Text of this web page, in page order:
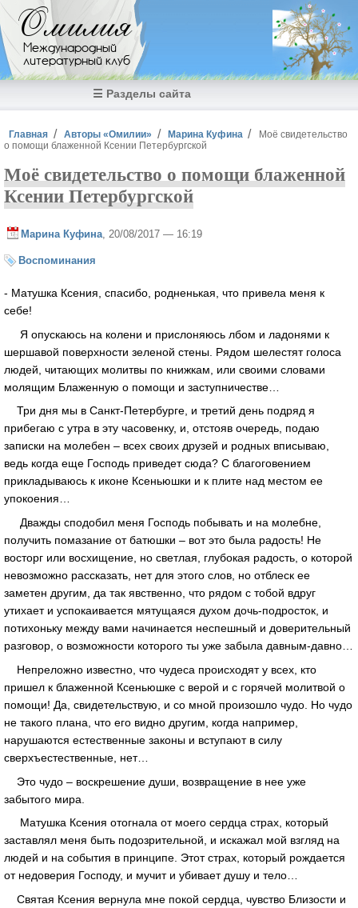
Перейти к основному содержанию
Омилия
Международный
литературный клуб
☰ Разделы сайта
Вы здесь
Главная Авторы «Омилии» Марина Куфина
Моё свидетельство
о помощи блаженной Ксении Петербургской
Моё свидетельство о помощи блаженной
Ксении Петербургской
Марина Куфина , 20/08/2017 — 16:19
Воспоминания
- Матушка Ксения, спасибо, родненькая, что привела меня к
себе!
Я опускаюсь на колени и прислоняюсь лбом и ладонями к
шершавой поверхности зеленой стены. Рядом шелестят голоса
людей, читающих молитвы по книжкам, или своими словами
молящим Блаженную о помощи и заступничестве…
Три дня мы в Санкт-Петербурге, и третий день подряд я
прибегаю с утра в эту часовенку, и, отстояв очередь, подаю
записки на молебен – всех своих друзей и родных вписываю,
ведь когда еще Господь приведет сюда? С благоговением
прикладываюсь к иконе Ксеньюшки и к плите над местом ее
упокоения…
Дважды сподобил меня Господь побывать и на молебне,
получить помазание от батюшки – вот это была радость! Не
восторг или восхищение, но светлая, глубокая радость, о которой
невозможно рассказать, нет для этого слов, но отблеск ее
заметен другим, да так явственно, что рядом с тобой вдруг
утихает и успокаивается мятущаяся духом дочь-подросток, и
потихоньку между вами начинается неспешный и доверительный
разговор, о возможности которого ты уже забыла давным-давно…
Непреложно известно, что чудеса происходят у всех, кто
пришел к блаженной Ксеньюшке с верой и с горячей молитвой о
помощи! Да, свидетельствую, и со мной произошло чудо. Но чудо
не такого плана, что его видно другим, когда например,
нарушаются естественные законы и вступают в силу
сверхъестественные, нет…
Это чудо – воскрешение души, возвращение в нее уже
забытого мира.
Матушка Ксения отогнала от моего сердца страх, который
заставлял меня быть подозрительной, и искажал мой взгляд на
людей и на события в принципе. Этот страх, который рождается
от недоверия Господу, и мучит и убивает душу и тело…
Святая Ксения вернула мне покой сердца, чувство Близости и